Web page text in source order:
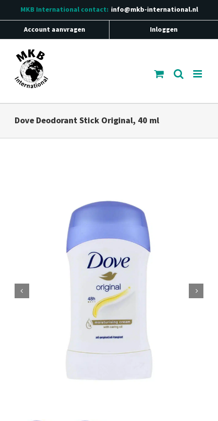
inhoud
MKB Internationalcontact: info@mkb-international.nl
Account aanvragen Inloggen
Dove Deodorant Stick Original, 40 ml